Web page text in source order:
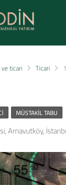
ticari Ticari
MÜSTAKIL TABU
Arnavutköy,